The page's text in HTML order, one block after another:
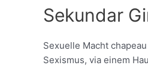
Sekundar
Sexuelle Macht
Sexismus, via einem